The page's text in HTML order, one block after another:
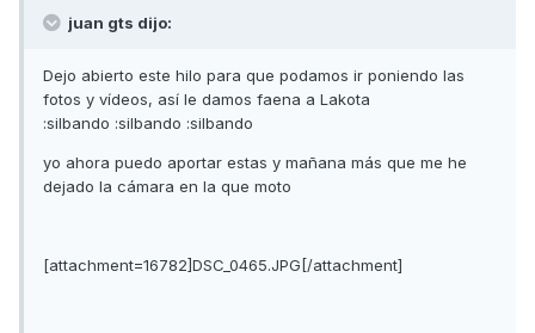
juan gts dijo:
Dejo abierto este hilo para que podamos ir poniendo las
fotos y vídeos, así le damos faena a Lakota
:silbando :silbando :silbando
yo ahora puedo aportar estas y mañana más que me he
dejado la cámara en la que moto
[attachment=16782]DSC_0465.JPG[/attachment]